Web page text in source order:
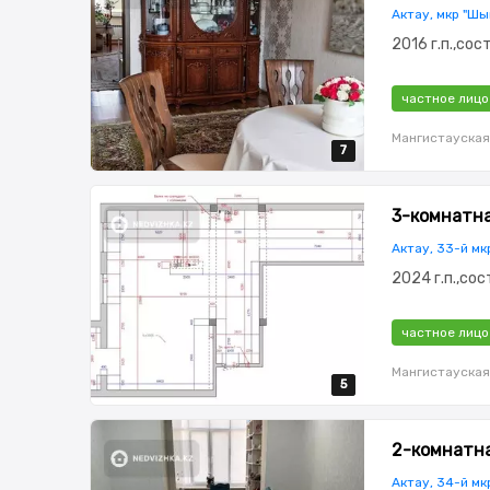
7
7
7
7
7
Актау, мкр
2016
частное лицо
5
5
5
5
5
3-
Актау, 33-й
2024
частное лицо
2-
Актау, 34-й